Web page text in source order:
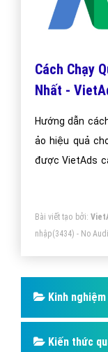
Cách Chạy
Nhất -
Hướng dẫn
ảo hiệu quả
được VietAds
Bài viết tạo bởi:
nhập(3434) - No
Kinh
Kiến thức